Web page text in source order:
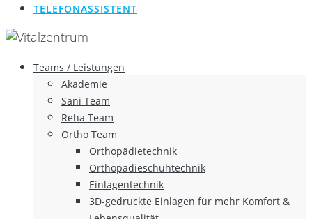
TELEFONASSISTENT
Teams / Leistungen
Akademie
Sani Team
Reha Team
Ortho Team
Orthopädietechnik
Orthopädieschuhtechnik
Einlagentechnik
3D-gedruckte Einlagen für mehr Komfort &